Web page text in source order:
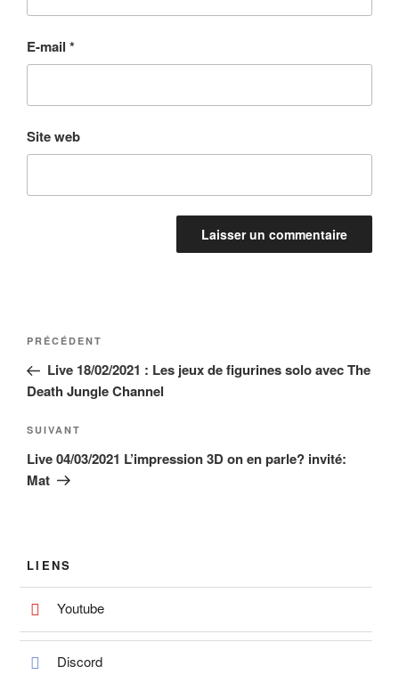
E-mail *
Site web
Navigation
l’article
Article
précédent
PRÉCÉDENT
Live 18/02/2021 : Les jeux de figurines solo avec The
Death Jungle Channel
Article
suivant
SUIVANT
Live 04/03/2021 L’impression 3D on en parle? invité:
Mat
LIENS
Youtube
Discord